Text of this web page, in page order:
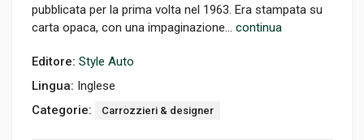
pubblicata per la prima volta nel 1963. Era stampata su
carta opaca, con una impaginazione... continua
Editore: Style Auto
Lingua: Inglese
Categorie:
Carrozzieri & designer